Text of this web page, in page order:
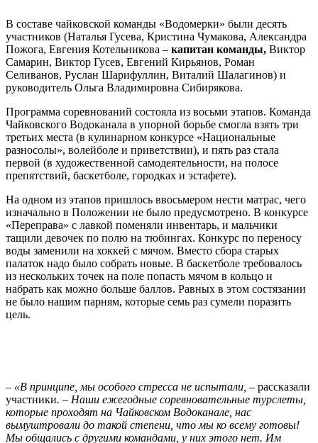
В составе чайковской команды «Водомерки» были десять
участников (Наталья Гусева, Кристина Чумакова, Александра
Пожога, Евгения Котельникова – капитан команды, Виктор
Самарин, Виктор Гусев, Евгений Кирьянов, Роман
Селиванов, Руслан Шарифуллин, Виталий Шалагинов) и
руководитель Ольга Владимировна Сибирякова.
Программа соревнований состояла из восьми этапов. Команда
Чайковского Водоканала в упорной борьбе смогла взять три
третьих места (в кулинарном конкурсе «Национальные
разносолы», волейболе и приветствии), и пять раз стала
первой (в художественной самодеятельности, на полосе
препятствий, баскетболе, городках и эстафете).
На одном из этапов пришлось ввосьмером нести матрас, чего
изначально в Положении не было предусмотрено. В конкурсе
«Переправа» с лавкой поменяли инвентарь, и мальчики
тащили девочек по полю на тюбингах. Конкурс по переносу
воды заменили на хоккей с мячом. Вместо сбора старых
палаток надо было собрать новые. В баскетболе требовалось
из нескольких точек на поле попасть мячом в кольцо и
набрать как можно больше баллов. Равных в этом состязании
не было нашим парням, которые семь раз сумели поразить
цель.
– «В принципе, мы особого стресса не испытали, – рассказали
участники. – Наши ежегодные соревновательные турслеты,
которые проходят на Чайковском Водоканале, нас
вымуштровали до такой степени, что мы ко всему готовы!
Мы общались с другими командами, у них этого нет. Им